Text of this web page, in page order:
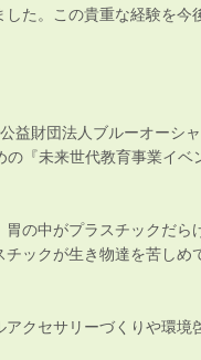
た。この貴重な経験を今
益財団法人ブルーオーシ
『未来世代教育事業イ
の中がプラスチックだら
ックが生き物達を苦しめ
クセサリーづくりや環境